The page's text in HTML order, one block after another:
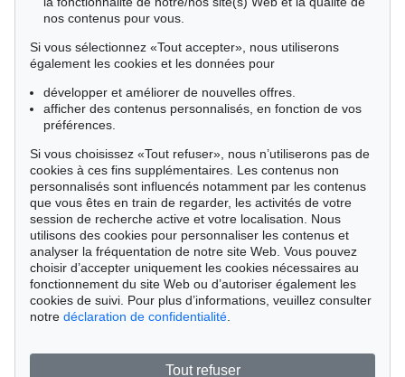
Vente 560 - lot 7
Imi Knoebel
Kadmiumrot R (R1-R6), 1975
Résultat:€ 190,500
nos contenus pour vous.
Si vous sélectionnez «Tout accepter», nous utiliserons
également les cookies et les données pour
développer et améliorer de nouvelles offres.
afficher des contenus personnalisés, en fonction de vos
préférences.
Si vous choisissez «Tout refuser», nous n’utiliserons pas de
cookies à ces fins supplémentaires. Les contenus non
personnalisés sont influencés notamment par les contenus
que vous êtes en train de regarder, les activités de votre
session de recherche active et votre localisation. Nous
utilisons des cookies pour personnaliser les contenus et
analyser la fréquentation de notre site Web. Vous pouvez
choisir d’accepter uniquement les cookies nécessaires au
fonctionnement du site Web ou d’autoriser également les
cookies de suivi. Pour plus d’informations, veuillez consulter
notre déclaration de confidentialité
Tout refuser